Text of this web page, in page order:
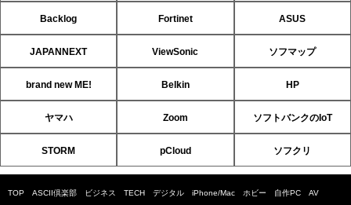
Backlog Fortinet ASUS
JAPANNEXT ViewSonic ソフマップ
brand new ME! Belkin HP
ヤマハ Zoom ソフトバンクのIoT
STORM pCloud ソフクリ
TOP ASCII倶楽部 ビジネス TECH デジタル iPhone/Mac ホビー 自作PC AV